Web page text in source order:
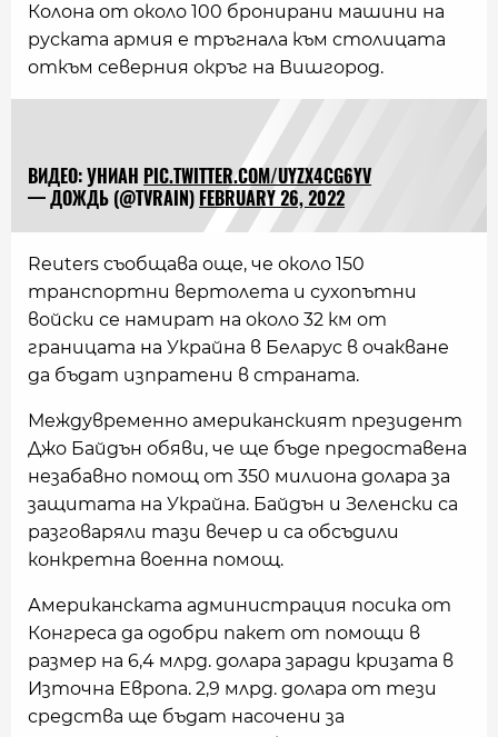
Колона от около 100 бронирани машини на
руската армия е тръгнала към столицата
откъм северния окръг на Вишгород.
ВИДЕО: УНИАН PIC.TWITTER.COM/UYZX4CG6YV
— ДОЖДЬ (@TVRAIN) FEBRUARY 26, 2022
Reuters съобщава още, че около 150
транспортни вертолета и сухопътни
войски се намират на около 32 км от
границата на Украйна в Беларус в очакване
да бъдат изпратени в страната.
Междувременно американският президент
Джо Байдън обяви, че ще бъде предоставена
незабавно помощ от 350 милиона долара за
защитата на Украйна. Байдън и Зеленски са
разговаряли тази вечер и са обсъдили
конкретна военна помощ.
Американската администрация посика от
Конгреса да одобри пакет от помощи в
размер на 6,4 млрд. долара заради кризата в
Източна Европа. 2,9 млрд. долара от тези
средства ще бъдат насочени за